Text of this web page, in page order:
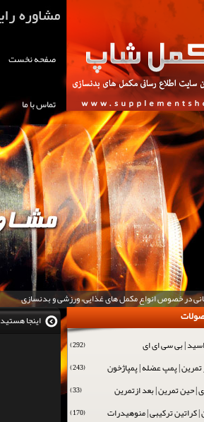
صفحه نخست
تماس با ما
در خصوص انواع مکمل های غذایی، ورزشی و بدنسازی
اینجا هستید
| بی سی ای ای (292)
تمرین | پمپ عضله | پمپاژخون (243)
| حین تمرین | بعد ازتمرین (33)
| کراتین ترکیبی | منوهیدرات (170)